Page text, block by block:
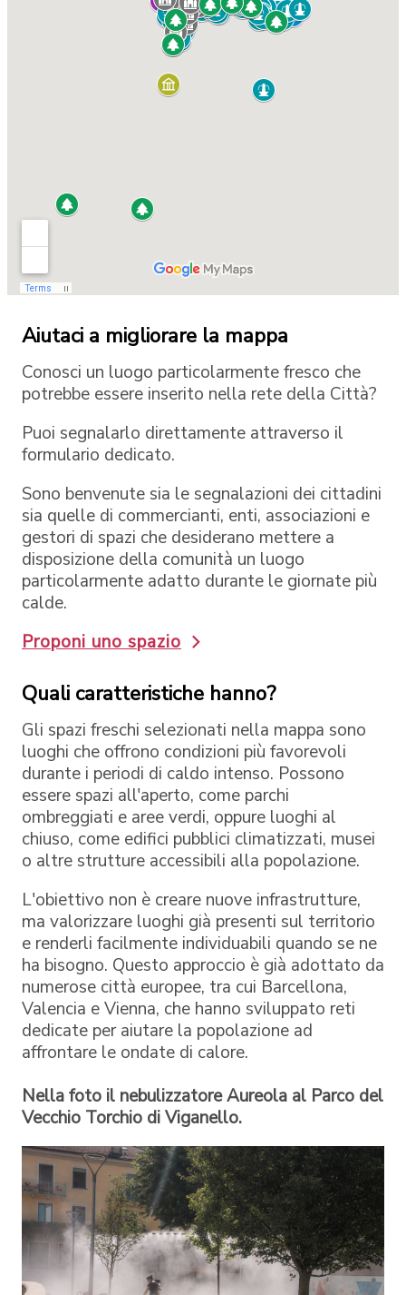
Aiutaci a migliorare la mappa
Conosci un luogo particolarmente fresco che
potrebbe essere inserito nella rete della Città?
Puoi segnalarlo direttamente attraverso il
formulario dedicato.
Sono benvenute sia le segnalazioni dei cittadini
sia quelle di commercianti, enti, associazioni e
gestori di spazi che desiderano mettere a
disposizione della comunità un luogo
particolarmente adatto durante le giornate più
calde.
Proponi uno spazio
Quali caratteristiche hanno?
Gli spazi freschi selezionati nella mappa sono
luoghi che offrono condizioni più favorevoli
durante i periodi di caldo intenso. Possono
essere spazi all'aperto, come parchi
ombreggiati e aree verdi, oppure luoghi al
chiuso, come edifici pubblici climatizzati, musei
o altre strutture accessibili alla popolazione.
L'obiettivo non è creare nuove infrastrutture,
ma valorizzare luoghi già presenti sul territorio
e renderli facilmente individuabili quando se ne
ha bisogno. Questo approccio è già adottato da
numerose città europee, tra cui Barcellona,
Valencia e Vienna, che hanno sviluppato reti
dedicate per aiutare la popolazione ad
affrontare le ondate di calore.
Nella foto il nebulizzatore Aureola al Parco del
Vecchio Torchio di Viganello.